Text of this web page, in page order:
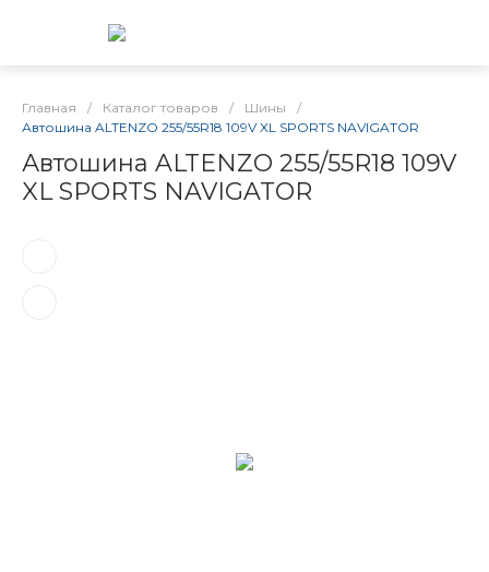
Главная / Каталог товаров / Шины
/
Автошина ALTENZO 255/55R18 109V XL SPORTS NAVIGATOR
Автошина ALTENZO 255/55R18 109V
XL SPORTS NAVIGATOR